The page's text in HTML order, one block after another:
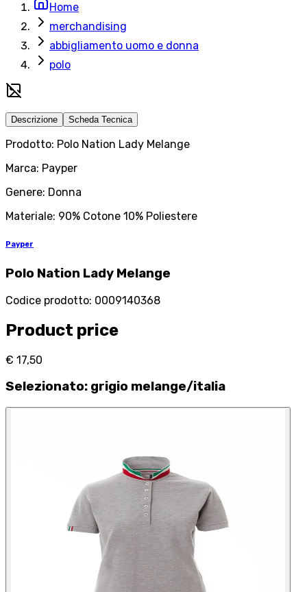
Home
merchandising
abbigliamento uomo e donna
polo
Descrizione Scheda Tecnica
Prodotto: Polo Nation Lady Melange
Marca: Payper
Genere: Donna
Materiale: 90% Cotone 10% Poliestere
Payper
Polo Nation Lady Melange
Codice prodotto: 0009140368
Product price
€ 17,50
Selezionato: grigio melange/italia